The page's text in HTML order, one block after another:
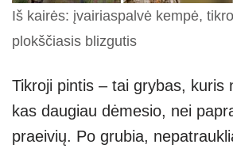
Iš kairės: įvairiaspalvė kempė,
plokščiasis blizgutis
Tikroji pintis – tai grybas, kuris
kas daugiau dėmesio, nei
praeivių. Po grubia,